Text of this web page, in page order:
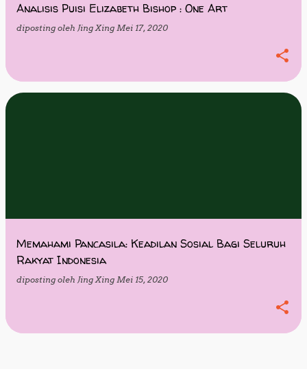
Analisis Puisi Elizabeth Bishop : One Art
diposting oleh Jing Xing Mei 17, 2020
Memahami Pancasila: Keadilan Sosial Bagi Seluruh
Rakyat Indonesia
diposting oleh Jing Xing Mei 15, 2020